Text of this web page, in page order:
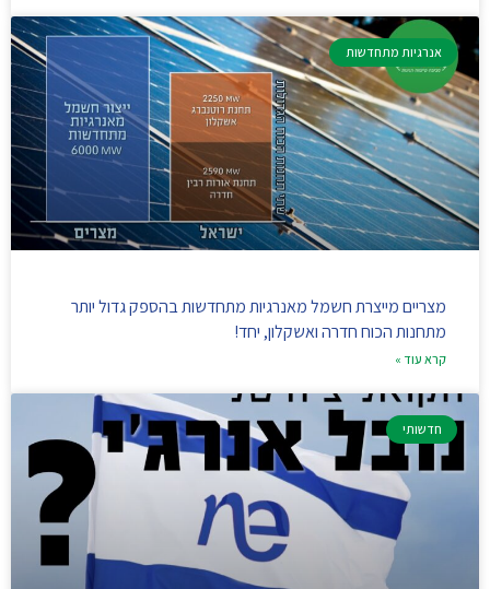
אנרגיות מתחדשות
מצריים מייצרת חשמל מאנרגיות מתחדשות בהספק גדול יותר
מתחנות הכוח חדרה ואשקלון, יחד!
קרא עוד »
חדשותי